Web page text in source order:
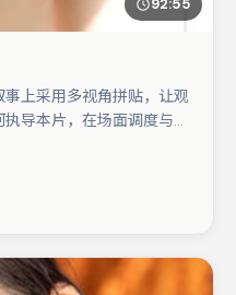
上采用多视角拼贴，让观
导本片，在场面调度与表
色动机前后呼应，适合喜
、反转有度，值得列入片